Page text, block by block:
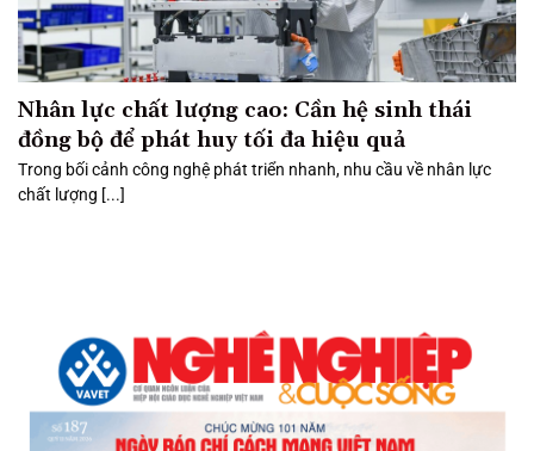
Nhân lực chất lượng cao: Cần hệ sinh thái
đồng bộ để phát huy tối đa hiệu quả
Trong bối cảnh công nghệ phát triển nhanh, nhu cầu về nhân lực
chất lượng [...]